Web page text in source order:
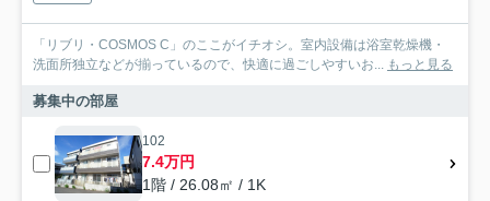
「リブリ・COSMOS C」のここがイチオシ。室内設備は浴室乾燥機・
洗面所独立などが揃っているので、快適に過ごしやすいお... もっと見る
募集中の部屋
102
7.4万円
1階 / 26.08㎡ / 1K